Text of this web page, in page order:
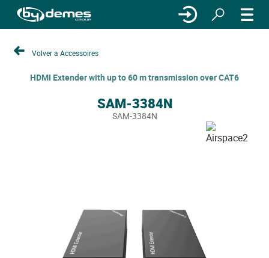
Volver a Accessoires
HDMI Extender with up to 60 m transmission over CAT6
SAM-3384N
SAM-3384N